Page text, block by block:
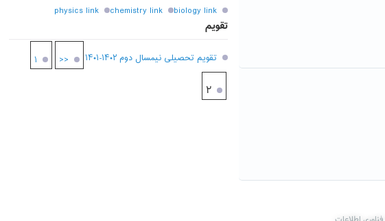
biology link
chemistry link
physics link
تقویم
تقویم تحصیلی نیمسال دوم ۱۴۰۲-۱۴۰۱ << ۱
۲